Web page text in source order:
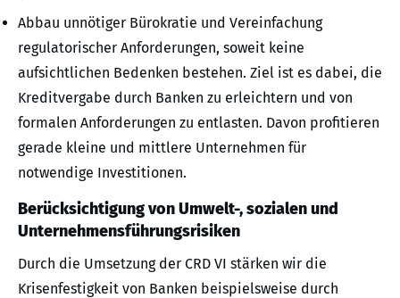
Abbau unnötiger Bürokratie und Vereinfachung
regulatorischer Anforderungen, soweit keine
aufsichtlichen Bedenken bestehen. Ziel ist es dabei, die
Kreditvergabe durch Banken zu erleichtern und von
formalen Anforderungen zu entlasten. Davon profitieren
gerade kleine und mittlere Unternehmen für
notwendige Investitionen.
Berücksichtigung von Umwelt-, sozialen und
Unternehmensführungsrisiken
Durch die Umsetzung der CRD VI stärken wir die
Krisenfestigkeit von Banken beispielsweise durch